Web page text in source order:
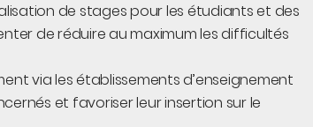
de stages pour les étudiants et des
de réduire au maximum les difficultés
via les établissements d’enseignement
et favoriser leur insertion sur le